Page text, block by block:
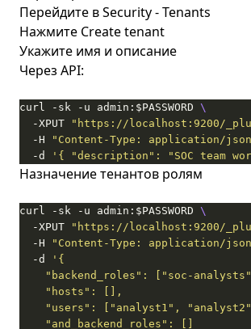
Перейдите в Security - Tenants
Нажмите Create tenant
Укажите имя и описание
Через API:
curl -sk -u admin:$PASSWORD
  -XPUT
"https://localhost:9200/
  -H
"Content-Type: application/
  -d
'{ "description": "SOC team
Назначение тенантов ролям
curl -sk -u admin:$PASSWORD
  -XPUT
"https://localhost:9200/
  -H
"Content-Type: application/
  -d